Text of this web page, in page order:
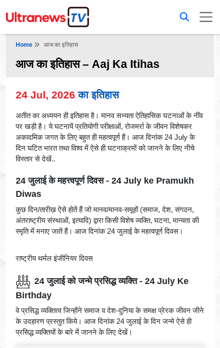
Home आज का इतिहास
आज का इतिहास – Aaj Ka Itihas
24 Jul, 2026 का इतिहास
अतीत का अध्ययन ही इतिहास है। मानव सभ्यता ऐतिहासिक घटनाओं के नींव
पर खड़ी है। ये घटनायें प्रतियोगी परीक्षाओं, रोजमर्रा के जीवन विशेषकर
अकादमिक जगत के लिए बहुत ही महत्वपूर्ण हैं। आज दिनांक 24 July के
दिन घटित भारत तथा विश्व में ऐसे ही घटनाक्रमों को जानने के लिए नीचे
विस्तार से देखें..
24 जुलाई के महत्त्वपूर्ण दिवस - 24 July ke Pramukh
Diwas
कुछ दिन/तारीख़ ऐसे होतें हैं जो मानव/मानव-समूहों (समाज, देश, संगठन,
अंतराष्ट्रीय संस्थाओं, इत्यादि) द्वारा किसी विशेष व्यक्ति, घटना, मान्यता की
स्मृति में मनाए जातें हैं। आज दिनांक 24 जुलाई के महत्वपूर्ण दिवस।
राष्ट्रीय थर्मल इंजीनियर दिवस
24 जुलाई को जन्मे प्रसिद्ध व्यक्ति - 24 July Ke
Birthday
वे प्रसिद्ध व्यक्तित्व जिन्होंने समाज व देश-दुनिया के समक्ष प्रेरक जीवन जीने
के उदहारण प्रस्तुत किये। आज दिनांक 24 जुलाई के दिन जन्मे ऐसे ही
प्रसिद्ध व्यक्तियों के बारे में जानने के लिए देखें।